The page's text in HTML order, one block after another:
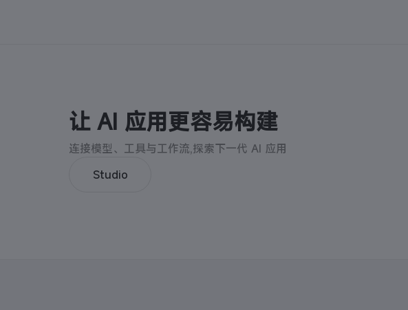
让 AI 应用更容易构建
连接模型、工具与工作流,探索下一代 AI 应用
Studio